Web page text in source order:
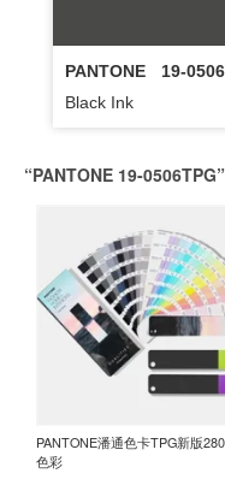
PANTONE
19-
Black Ink
“PANTONE 19-
PANTONE潘通色卡TPG新版
色彩